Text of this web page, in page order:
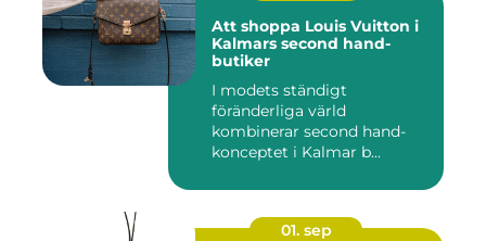
Att shoppa Louis Vuitton i
Kalmars second hand-
butiker
I modets ständigt
föränderliga värld
kombinerar second hand-
konceptet i Kalmar b...
01. sep